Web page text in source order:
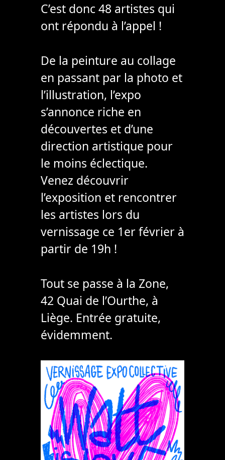
C’est donc 48 artistes qui
ont répondu à l’appel !
De la peinture au collage
en passant par la photo et
l’illustration, l’expo
s’annonce riche en
découvertes et d’une
direction artistique pour
le moins éclectique.
Venez découvrir
l’exposition et rencontrer
les artistes lors du
vernissage ce 1er février à
partir de 19h !
Tout se passe à la Zone,
42 Quai de l’Ourthe, à
Liège. Entrée gratuite,
évidemment.